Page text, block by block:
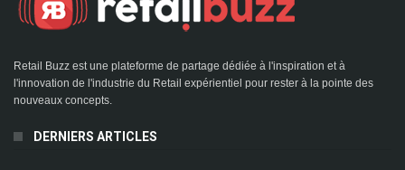
Retail Buzz est une plateforme de partage dédiée à l'inspiration et à
l'innovation de l'industrie du Retail expérientiel pour rester à la pointe des
nouveaux concepts.
DERNIERS ARTICLES